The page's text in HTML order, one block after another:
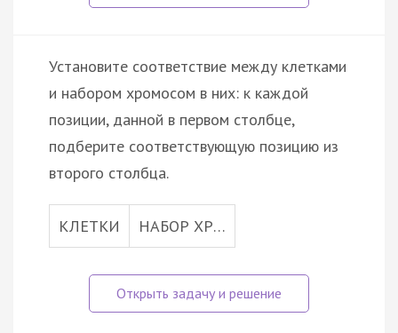
Установите соответствие между клетками
и набором хромосом в них: к каждой
позиции, данной в первом столбце,
подберите соответствующую позицию из
второго столбца.
КЛЕТКИ НАБОР ХР…